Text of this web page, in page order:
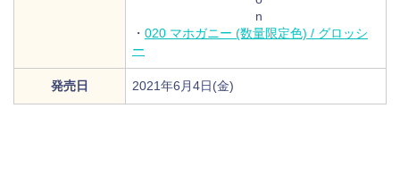
・ 020 マホガニー (数量限定色) / グロッシ
ー
発売日 2021年6月4日(金)